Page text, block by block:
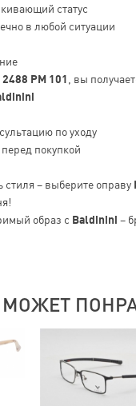
статус
в любой ситуации
2488 PM 101 , вы
по уходу
покупкой
стиля – выберите оправу
образ с Baldinini –